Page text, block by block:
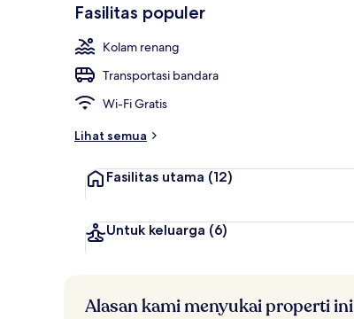
Fasilitas populer
Kolam renang
Transportasi bandara
Wi-Fi Gratis
Lihat semua
Fasilitas utama (12)
Untuk keluarga (6)
Alasan kami menyukai properti ini